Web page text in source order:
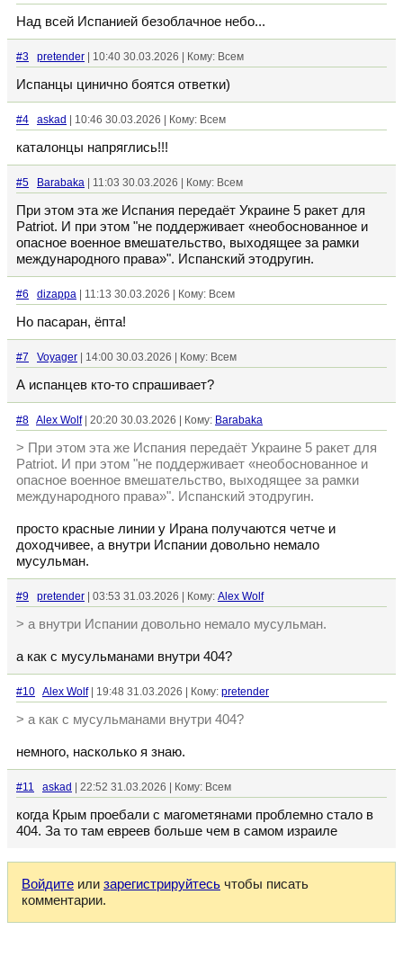
Над всей Испанией безоблачное небо...
#3 pretender | 10:40 30.03.2026 | Кому: Всем
Испанцы цинично боятся ответки)
#4 askad | 10:46 30.03.2026 | Кому: Всем
каталонцы напряглись!!!
#5 Barabaka | 11:03 30.03.2026 | Кому: Всем
При этом эта же Испания передаёт Украине 5 ракет для
Patriot. И при этом "не поддерживает «необоснованное и
опасное военное вмешательство, выходящее за рамки
международного права»". Испанский этодругин.
#6 dizappa | 11:13 30.03.2026 | Кому: Всем
Но пасаран, ёпта!
#7 Voyager | 14:00 30.03.2026 | Кому: Всем
А испанцев кто-то спрашивает?
#8 Alex Wolf| 20:20 30.03.2026 | Кому: Barabaka
> При этом эта же Испания передаёт Украине 5 ракет для
Patriot. И при этом "не поддерживает «необоснованное и
опасное военное вмешательство, выходящее за рамки
международного права»". Испанский этодругин.
просто красные линии у Ирана получаются четче и
доходчивее, а внутри Испании довольно немало
мусульман.
#9 pretender | 03:53 31.03.2026 | Кому: Alex Wolf
> а внутри Испании довольно немало мусульман.
а как с мусульманами внутри 404?
#10 Alex Wolf| 19:48 31.03.2026 | Кому: pretender
> а как с мусульманами внутри 404?
немного, насколько я знаю.
#11 askad | 22:52 31.03.2026 | Кому: Всем
когда Крым проебали с магометянами проблемно стало в
404. За то там евреев больше чем в самом израиле
Войдите или зарегистрируйтесь чтобы писать
комментарии.